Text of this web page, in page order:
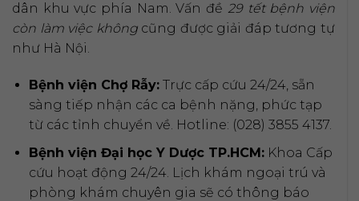
dân khu vực phía Nam. Vấn đề 29 tết bệnh viện
còn làm việc khôngcũng được giải đáp tương tự
như Hà Nội.
Bệnh viện Chợ Rẫy:Trực cấp cứu 24/24, sẵn
sàng tiếp nhận các ca bệnh nặng, phức tạp
từ các tỉnh chuyển về. Hotline: (028) 3855 4137.
Bệnh viện Đại học Y Dược TP.HCM:Khoa Cấp
cứu hoạt động 24/24. Lịch khám ngoại trú và
phòng khám chuyên gia sẽ có thông báo